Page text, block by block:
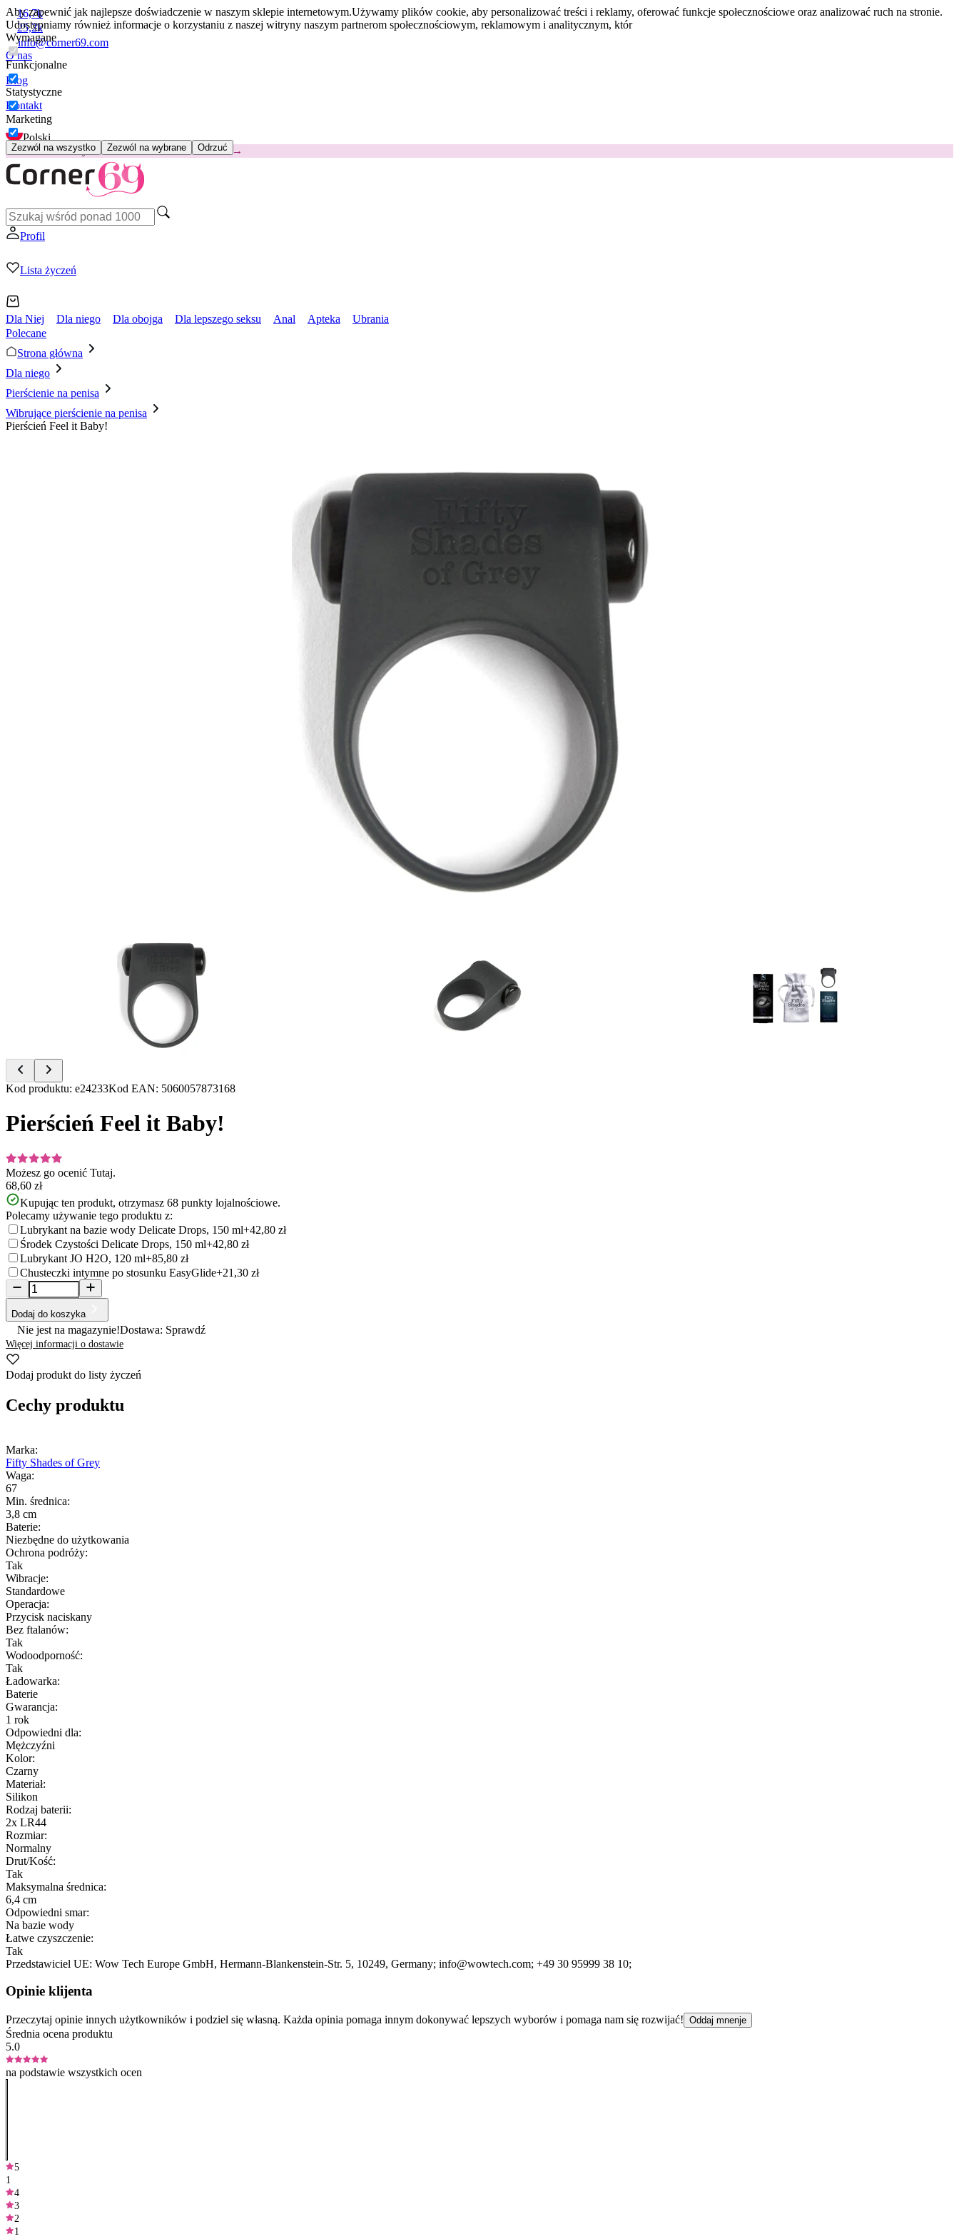
Aby zapewnić jak najlepsze doświadczenie w naszym sklepie internetowym.Używamy plików cookie, aby personalizować treści i reklamy, oferować funkcje społecznościowe oraz analizować ruch na stronie.
Udostępniamy również informacje o korzystaniu z naszej witryny naszym partnerom społecznościowym, reklamowym i analitycznym, któr
Wymagane
Funkcjonalne
Statystyczne
Marketing
Zezwól na wszystko Zezwól na wybrane Odrzuć
16,7k
25,2k
info@corner69.com
O nas
Blog
Kontakt
Polski
😽Svakom Klitty: 65 zł TANIEJKod: KLITTY →
Profil
Lista życzeń
Dla Niej Dla niego Dla obojga Dla lepszego seksu Anal Apteka
Ubrania
Polecane
Strona główna
Dla niego
Pierścienie na penisa
Wibrujące pierścienie na penisa
Pierścień Feel it Baby!
Item
of
Kod produktu: e24233Kod EAN: 5060057873168
Pierścień Feel it Baby!
Możesz go ocenić Tutaj.
68,60 zł
Kupując ten produkt, otrzymasz 68 punkty lojalnościowe.
Polecamy używanie tego produktu z:
Lubrykant na bazie wody Delicate Drops, 150 ml+42,80 zł
Środek Czystości Delicate Drops, 150 ml+42,80 zł
Lubrykant JO H2O, 120 ml+85,80 zł
Chusteczki intymne po stosunku EasyGlide+21,30 zł
Dodaj do koszyka
Nie jest na magazynie!Dostawa: Sprawdź
Więcej informacji o dostawie
Dodaj produkt do listy życzeń
Cechy produktu
Marka:
Fifty Shades of Grey
Waga:
67
Min. średnica:
3,8 cm
Baterie:
Niezbędne do użytkowania
Ochrona podróży:
Tak
Wibracje:
Standardowe
Operacja:
Przycisk naciskany
Bez ftalanów:
Tak
Wodoodporność:
Tak
Ładowarka:
Baterie
Gwarancja:
1 rok
Odpowiedni dla:
Mężczyźni
Kolor:
Czarny
Materiał:
Silikon
Rodzaj baterii:
2x LR44
Rozmiar:
Normalny
Drut/Kość:
Tak
Maksymalna średnica:
6,4 cm
Odpowiedni smar:
Na bazie wody
Łatwe czyszczenie:
Tak
Przedstawiciel UE: Wow Tech Europe GmbH, Hermann-Blankenstein-Str. 5, 10249, Germany; info@wowtech.com; +49 30 95999 38 10;
Opinie klijenta
Przeczytaj opinie innych użytkowników i podziel się własną. Każda opinia pomaga innym dokonywać lepszych wyborów i pomaga nam się rozwijać! Oddaj mnenje
Średnia ocena produktu
5.0
na podstawie wszystkich ocen
5
1
4
3
2
1